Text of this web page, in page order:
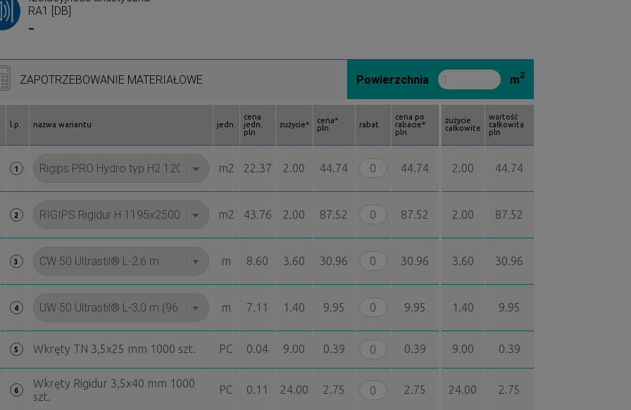
RA1 [DB]
ZAPOTRZEBOWANIE MATERIAŁOWE Powierzchnia m2
l.p. nazwa wariantu jedn.
cena
jedn.
pln
zużycie*
cena*
pln
rabat
cena po
rabacie*
pln
zużycie
całkowite
wartość
całkowita
pln
1 m2 22.37 2.00 44.74 44.74 2.00 44.74
2 m2 43.76 2.00 87.52 87.52 2.00 87.52
3 m 8.60 3.60 30.96 30.96 3.60 30.96
4 m 7.11 1.40 9.95 9.95 1.40 9.95
5 Wkręty TN 3,5x25 mm 1000 szt. PC 0.04 9.00 0.39 0.39 9.00 0.39
6
Wkręty Rigidur 3,5x40 mm 1000
szt.
PC 0.11 24.00 2.75 2.75 24.00 2.75